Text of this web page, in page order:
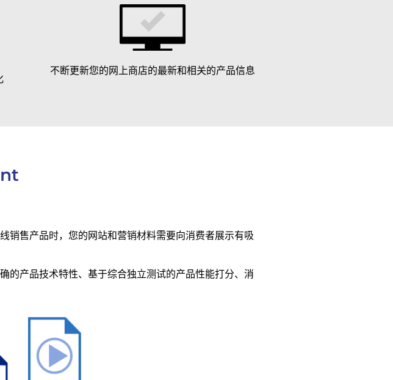
不断更新您的网上商店的最新和相关的产品信息
销售产品时，您的网站和营销材料需要向消费者展示有吸
的产品技术特性、基于综合独立测试的产品性能打分、消